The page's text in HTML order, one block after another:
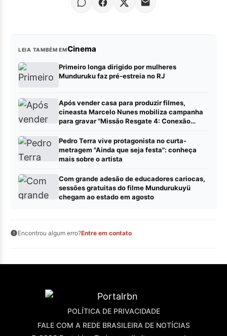
LEIA TAMBÉM EMCinema
Primeiro longa dirigido por mulheres
Munduruku faz pré-estreia no RJ
Após vender casa para produzir filmes,
cineasta Marcelo Nunes mobiliza campanha
para gravar "Missão Resgate 4: Conexão
Pedro Terra vive protagonista no curta-
metragem "Ainda que seja festa": conheça
mais sobre o artista
Com grande adesão de educadores cariocas,
sessões gratuitas do filme Mundurukuyü
chegam ao estado em agosto
Encontrou algum erro?Entre em contato
POLÍTICA DE PRIVACIDADE
FALE COM A REDE BRASILEIRA DE NOTÍCIAS